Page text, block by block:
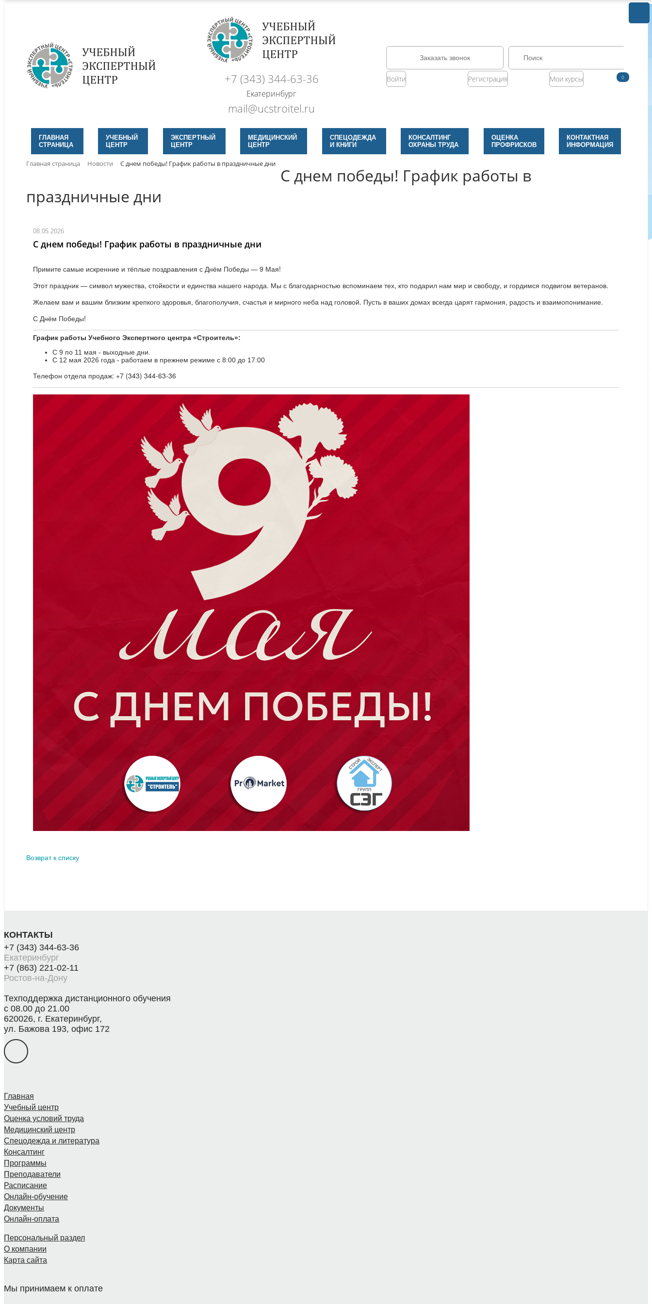
+7 (343) 344-63-36
Екатеринбург
mail@ucstroitel.ru
Заказать звонок
Войти Регистрация Мои курсы 0
ГЛАВНАЯ
СТРАНИЦА
УЧЕБНЫЙ
ЦЕНТР
ЭКСПЕРТНЫЙ
ЦЕНТР
МЕДИЦИНСКИЙ
ЦЕНТР
СПЕЦОДЕЖДА
И КНИГИ
КОНСАЛТИНГ
ОХРАНЫ ТРУДА
ОЦЕНКА
ПРОФРИСКОВ
КОНТАКТНАЯ
ИНФОРМАЦИЯ
Главная страница Новости С днем победы! График работы в праздничные дни
С днем победы! График работы в
праздничные дни
08.05.2026
С днем победы! График работы в праздничные дни
Примите самые искренние и тёплые поздравления с Днём Победы — 9 Мая!
Этот праздник — символ мужества, стойкости и единства нашего народа. Мы с благодарностью вспоминаем тех, кто подарил нам мир и свободу, и гордимся подвигом ветеранов.
Желаем вам и вашим близким крепкого здоровья, благополучия, счастья и мирного неба над головой. Пусть в ваших домах всегда царят гармония, радость и взаимопонимание.
С Днём Победы!
График работы Учебного Экспертного центра «Строитель»:
С 9 по 11 мая - выходные дни.
С 12 мая 2026 года - работаем в прежнем режиме с 8:00 до 17:00
Телефон отдела продаж: +7 (343) 344-63-36
Возврат к списку
КОНТАКТЫ
+7 (343) 344-63-36
Екатеринбург
+7 (863) 221-02-11
Ростов-на-Дону
Техподдержка дистанционного обучения
с 08.00 до 21.00
620026, г. Екатеринбург,
ул. Бажова 193, офис 172
Главная
Учебный центр
Оценка условий труда
Медицинский центр
Спецодежда и литература
Консалтинг
Программы
Преподаватели
Расписание
Онлайн-обучение
Документы
Онлайн-оплата
Персональный раздел
О компании
Карта сайта
Мы принимаем к оплате